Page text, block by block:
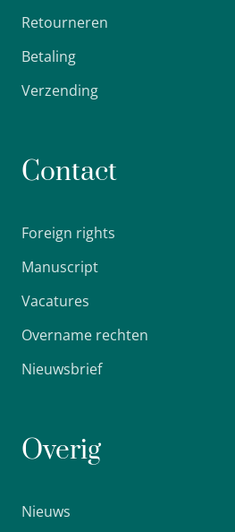
Retourneren
Betaling
Verzending
Contact
Foreign rights
Manuscript
Vacatures
Overname rechten
Nieuwsbrief
Overig
Nieuws